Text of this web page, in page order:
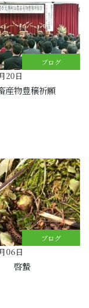
ブログ
20日
産物豊穣祈願
ブログ
06日
啓蟄